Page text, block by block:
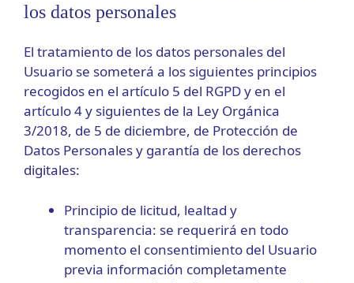
los datos personales
El tratamiento de los datos personales del
Usuario se someterá a los siguientes principios
recogidos en el artículo 5 del RGPD y en el
artículo 4 y siguientes de la Ley Orgánica
3/2018, de 5 de diciembre, de Protección de
Datos Personales y garantía de los derechos
digitales:
Principio de licitud, lealtad y
transparencia: se requerirá en todo
momento el consentimiento del Usuario
previa información completamente